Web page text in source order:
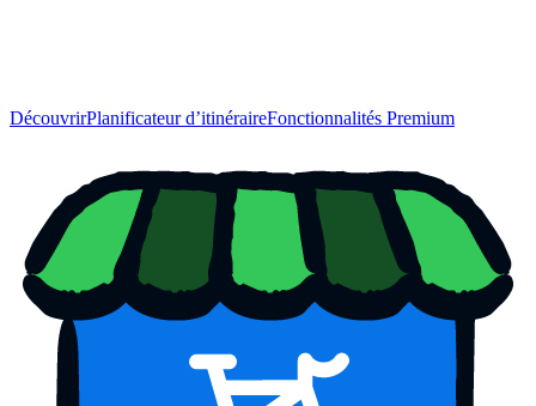
DécouvrirPlanificateur d’itinéraireFonctionnalités Premium